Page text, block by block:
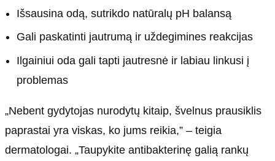
Išsausina odą, sutrikdo natūralų pH balansą
Gali paskatinti jautrumą ir uždegimines reakcijas
Ilgainiui oda gali tapti jautresnė ir labiau linkusi į
problemas
„Nebent gydytojas nurodytų kitaip, švelnus prausiklis
paprastai yra viskas, ko jums reikia,” – teigia
dermatologai. „Taupykite antibakterinę galią rankų